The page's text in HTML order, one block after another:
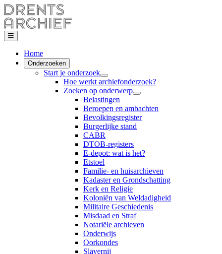
Home
Onderzoeken
Start je onderzoek
Hoe werkt archiefonderzoek?
Zoeken op onderwerp
Belastingen
Beroepen en ambachten
Bevolkingsregister
Burgerlijke stand
CABR
DTOB-registers
E-depot: wat is het?
Etstoel
Familie- en huisarchieven
Kadaster en Grondschatting
Kerk en Religie
Koloniën van Weldadigheid
Militaire Geschiedenis
Misdaad en Straf
Notariële archieven
Onderwijs
Oorkondes
Slavernij